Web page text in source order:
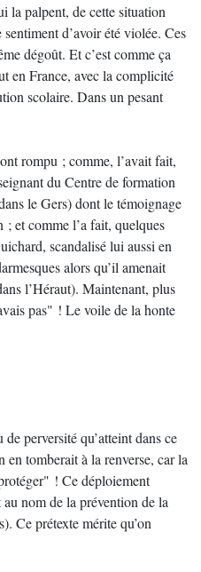
la palpent, de cette situation
d’avoir été violée. Ces
dégoût. Et c’est comme ça
en France, avec la complicité
scolaire. Dans un pesant
rompu ; comme, l’avait fait,
du Centre de formation
le Gers) dont le témoignage
et comme l’a fait, quelques
scandalisé lui aussi en
alors qu’il amenait
l’Héraut). Maintenant, plus
pas" ! Le voile de la honte
perversité qu’atteint dans ce
tomberait à la renverse, car la
! Ce déploiement
nom de la prévention de la
Ce prétexte mérite qu’on